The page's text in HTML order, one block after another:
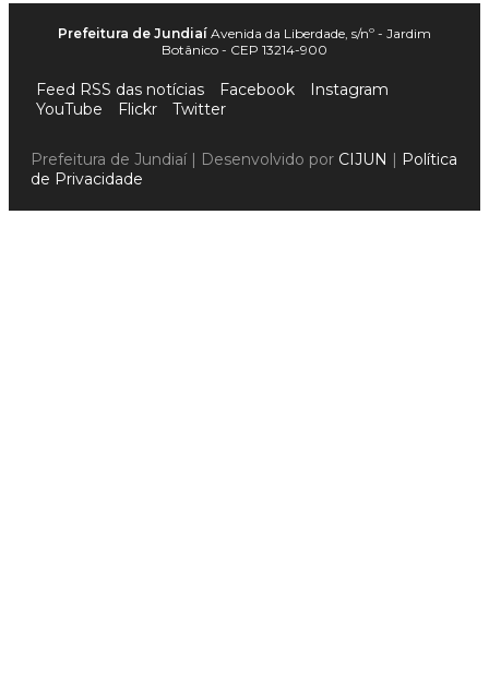
Prefeitura de Jundiaí Avenida da Liberdade, s/nº - Jardim
Botânico - CEP 13214-900
Feed RSS das notícias Facebook
Instagram
YouTube
Flickr Twitter
Prefeitura de Jundiaí | Desenvolvido por CIJUN | Política
de Privacidade